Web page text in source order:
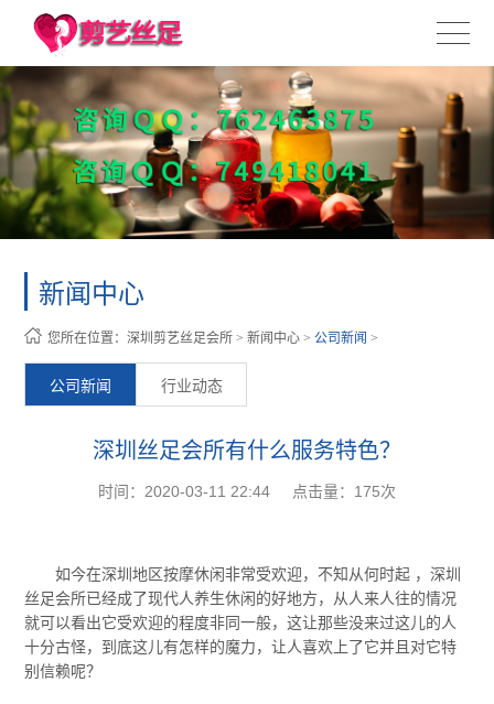
新闻中心
您所在位置：深圳剪艺丝足会所 >新闻中心 >公司新闻 >
公司新闻 行业动态
深圳丝足会所有什么服务特色？
时间：2020-03-11 22:44 点击量： 175次
如今在深圳地区按摩休闲非常受欢迎，不知从何时起 ，深圳
丝足会所已经成了现代人养生休闲的好地方，从人来人往的情况
就可以看出它受欢迎的程度非同一般，这让那些没来过这儿的人
十分古怪，到底这儿有怎样的魔力，让人喜欢上了它并且对它特
别信赖呢？